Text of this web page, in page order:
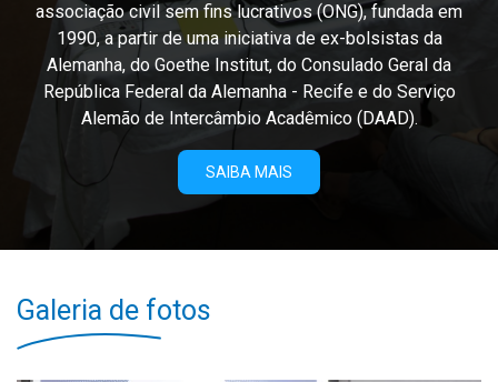
associação civil sem fins lucrativos (ONG), fundada em
1990, a partir de uma iniciativa de ex-bolsistas da
Alemanha, do Goethe Institut, do Consulado Geral da
República Federal da Alemanha - Recife e do Serviço
Alemão de Intercâmbio Acadêmico (DAAD).
SAIBA MAIS
Galeria de fotos